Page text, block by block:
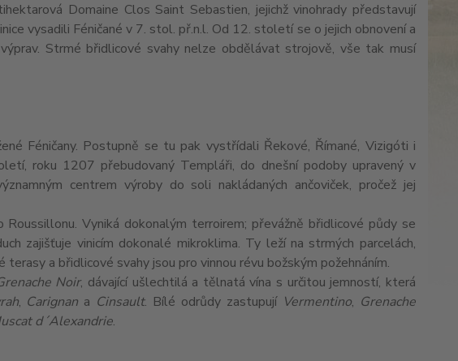
Domaine Clos Saint Sebastien, jejichž vinohrady představují
vysadili Féničané v 7. stol. př.n.l. Od 12. století se o jejich obnovení a
Strmé břidlicové svahy nelze obdělávat strojově, vše tak musí
Féničany. Postupně se tu pak vystřídali Řekové, Římané, Vizigóti i
roku 1207 přebudovaný Templáři, do dnešní podoby upravený v
centrem výroby do soli nakládaných ančoviček, pročež jej
Vyniká dokonalým terroirem; převážně břidlicové půdy se
zajišťuje vinicím dokonalé mikroklima. Ty leží na strmých parcelách,
a břidlicové svahy jsou pro vinnou révu božským požehnáním.
Noir, dávající ušlechtilá a tělnatá vína s určitou jemností, která
, Carignan a Cinsault. Bílé odrůdy zastupují Vermentino, Grenache
d´Alexandrie.